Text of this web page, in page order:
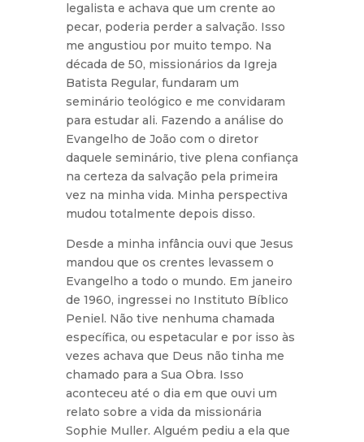
legalista e achava que um crente ao
pecar, poderia perder a salvação. Isso
me angustiou por muito tempo. Na
década de 50, missionários da Igreja
Batista Regular, fundaram um
seminário teológico e me convidaram
para estudar ali. Fazendo a análise do
Evangelho de João com o diretor
daquele seminário, tive plena confiança
na certeza da salvação pela primeira
vez na minha vida. Minha perspectiva
mudou totalmente depois disso.
Desde a minha infância ouvi que Jesus
mandou que os crentes levassem o
Evangelho a todo o mundo. Em janeiro
de 1960, ingressei no Instituto Bíblico
Peniel. Não tive nenhuma chamada
específica, ou espetacular e por isso às
vezes achava que Deus não tinha me
chamado para a Sua Obra. Isso
aconteceu até o dia em que ouvi um
relato sobre a vida da missionária
Sophie Muller. Alguém pediu a ela que